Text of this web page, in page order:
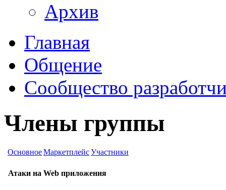
Архив
Главная
Общение
Сообщество
Члены группы
ОсновноеМаркетплейсУчастники
Атаки на Web приложения